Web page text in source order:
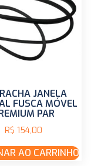
JANELA
FUSCA MÓVEL
PAR
R$ 154,00
AO CARRINHO